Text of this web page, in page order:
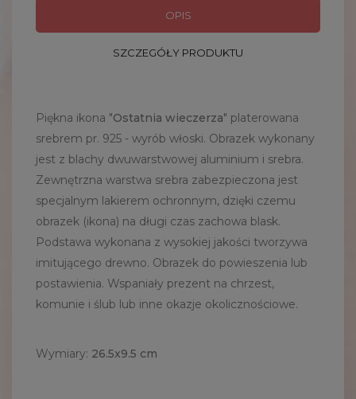
OPIS
SZCZEGÓŁY PRODUKTU
Piękna ikona "Ostatnia wieczerza" platerowana
srebrem pr. 925 - wyrób włoski. Obrazek wykonany
jest z blachy dwuwarstwowej aluminium i srebra.
Zewnętrzna warstwa srebra zabezpieczona jest
specjalnym lakierem ochronnym, dzięki czemu
obrazek (ikona) na długi czas zachowa blask.
Podstawa wykonana z wysokiej jakości tworzywa
imitującego drewno. Obrazek do powieszenia lub
postawienia. Wspaniały prezent na chrzest,
komunie i ślub lub inne okazje okolicznościowe.
Wymiary: 26.5x9.5 cm